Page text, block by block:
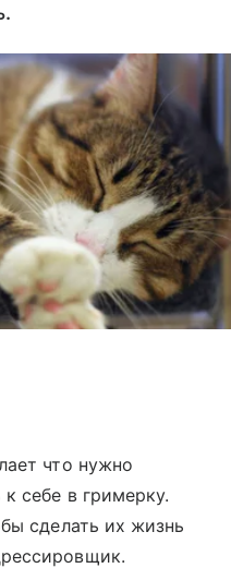
что нужно
себе в гримерку.
сделать их жизнь